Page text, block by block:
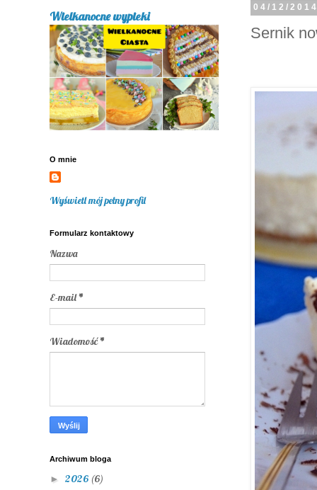
04/12/
Sernik
Wielkanocne wypieki
O mnie
Wyświetl mój pełny profil
Formularz kontaktowy
Nazwa
E-mail*
Wiadomość*
Archiwum bloga
► 2026 (6)